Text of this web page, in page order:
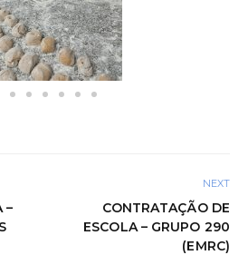
–
NEXT
CONTRATAÇÃO DE
ESCOLA – GRUPO 290
(EMRC)